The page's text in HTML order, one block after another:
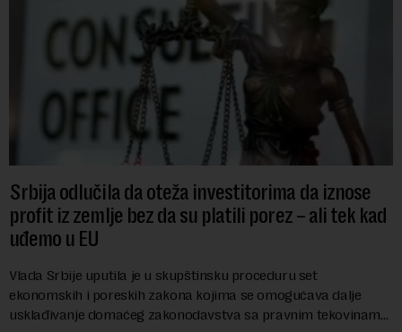
Srbija odlučila da oteža investitorima da iznose
profit iz zemlje bez da su platili porez – ali tek kad
uđemo u EU
Vlada Srbije uputila je u skupštinsku proceduru set
ekonomskih i poreskih zakona kojima se omogućava dalje
usklađivanje domaćeg zakonodavstva sa pravnim tekovinama